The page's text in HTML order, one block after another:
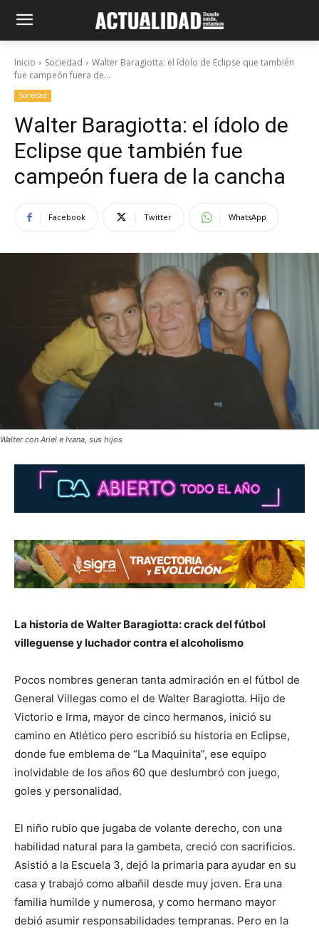
Inicio Sociedad
Walter Baragiotta: el ídolo de Eclipse que también
fue campeón fuera de...
Sociedad
Walter Baragiotta: el ídolo de
Eclipse que también fue
campeón fuera de la cancha
Facebook Twitter WhatsApp
Walter con Ariel e Ivana, sus hijos
La historia de Walter Baragiotta: crack del fútbol
villeguense y luchador contra el alcoholismo
Pocos nombres generan tanta admiración en el fútbol de
General Villegas como el de Walter Baragiotta. Hijo de
Victorio e Irma, mayor de cinco hermanos, inició su
camino en Atlético pero escribió su historia en Eclipse,
donde fue emblema de “La Maquinita”, ese equipo
inolvidable de los años 60 que deslumbró con juego,
goles y personalidad.
El niño rubio que jugaba de volante derecho, con una
habilidad natural para la gambeta, creció con sacrificios.
Asistió a la Escuela 3, dejó la primaria para ayudar en su
casa y trabajó como albañil desde muy joven. Era una
familia humilde y numerosa, y como hermano mayor
debió asumir responsabilidades tempranas. Pero en la